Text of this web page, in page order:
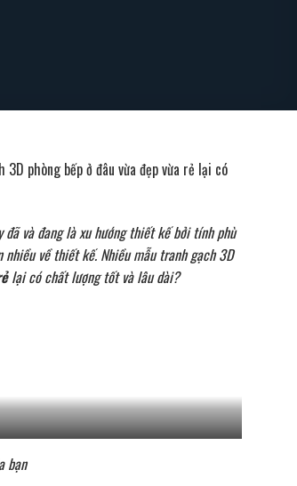
phòng bếp ở đâu vừa đẹp vừa rẻ lại có
đã và đang là xu hướng thiết kế bởi tính phù
về thiết kế. Nhiều mẫu tranh gạch 3D
lại có chất lượng tốt và lâu dài?
bạn